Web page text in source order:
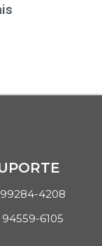
99284-4208
94559-6105